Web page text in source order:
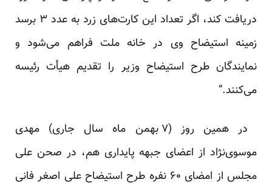
دریافت کند، اگر تعداد این کارت‌های زرد به عدد ۳ برسد
زمینه استیضاح وی در خانه ملت فراهم می‌شود و
نمایندگان طرح استیضاح وزیر را تقدیم هیأت‌ رئیسه
می‌کنند.”
در همین روز (۷ بهمن ماه سال جاری) مهدی
موسوی‌نژاد از اعضای جبهه پایداری هم، در صحن علی
مجلس از امضای ۶۰ نفره طرح استیضاح علی اصغر فانی